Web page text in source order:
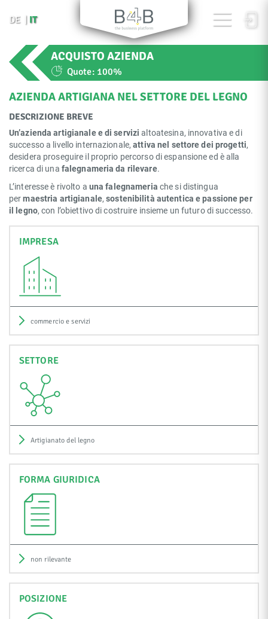
DE IT
ACQUISTO AZIENDA
Quote: 100%
AZIENDA ARTIGIANA NEL SETTORE DEL LEGNO
DESCRIZIONE BREVE
Un’azienda artigianale e di servizi altoatesina, innovativa e di
successo a livello internazionale,attiva nel settore dei progetti,
desidera proseguire il proprio percorso di espansione ed è alla
ricerca di una falegnameria da rilevare.
L’interesse è rivolto a una falegnameria che si distingua
permaestria artigianale,sostenibilità autentica e passione per
il legno, con l’obiettivo di costruire insieme un futuro di successo.
IMPRESA
commercio e servizi
SETTORE
Artigianato del legno
FORMA GIURIDICA
non rilevante
POSIZIONE